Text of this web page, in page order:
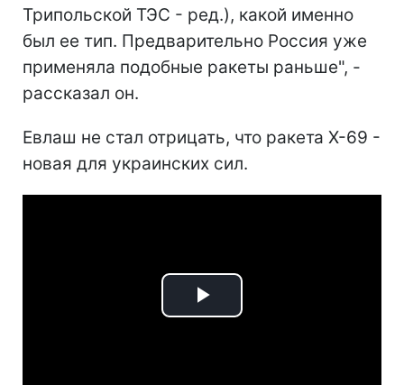
Трипольской ТЭС - ред.), какой именно
был ее тип. Предварительно Россия уже
применяла подобные ракеты раньше", -
рассказал он.
Евлаш не стал отрицать, что ракета Х-69 -
новая для украинских сил.
Play